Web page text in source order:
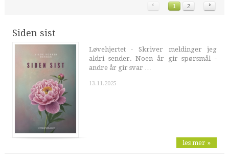
‹ 1 2 ›
Siden sist
Løvehjertet - Skriver meldinger jeg
aldri sender. Noen år gir spørsmål -
andre år gir svar …
13.11.2025
les mer »